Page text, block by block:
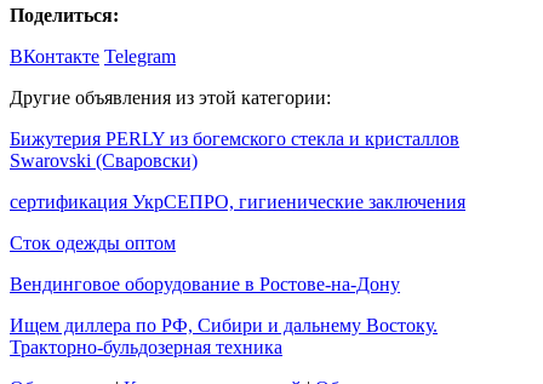
Поделиться:
ВКонтакте Telegram
Другие объявления из этой категории:
Бижутерия PERLY из богемского стекла и кристаллов
Swarovski (Сваровски)
сертификация УкрСЕПРО, гигиенические заключения
Сток одежды оптом
Вендинговое оборудование в Ростове-на-Дону
Ищем диллера по РФ, Сибири и дальнему Востоку.
Тракторно-бульдозерная техника